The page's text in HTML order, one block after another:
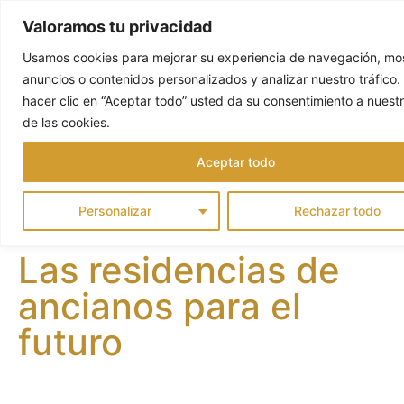
Valoramos tu privacidad
Usamos cookies para mejorar su experiencia de navegación,
anuncios o contenidos personalizados y analizar nuestro tráfico.
hacer clic en “Aceptar todo” usted da su consentimiento a
de las cookies.
Personalizar Rechazar todo
Aceptar todo
Las residencias de
ancianos para el
futuro